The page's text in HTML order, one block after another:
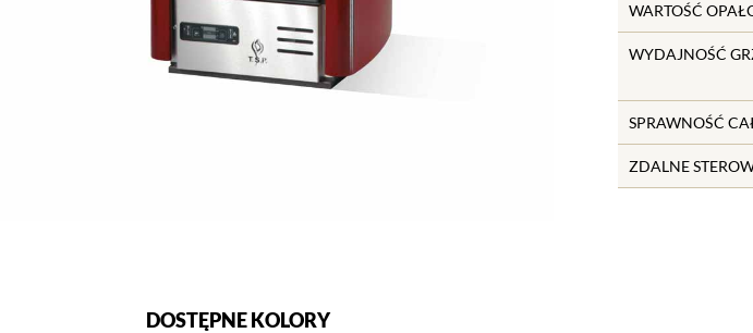
WARTOŚĆ
WYDAJNOŚĆ
SPRAWNOŚĆ
ZDALNE
DOSTĘPNE KOLORY